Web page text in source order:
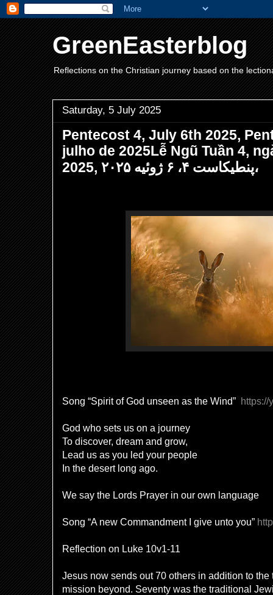
GreenEasterblog
Reflections on the Christian journey based on the
Saturday, 5 July 2025
Pentecost 4, July 6th 2025,
julho de 2025Lễ Ngũ Tuần 4,
2025, پنطیکاست ۴، ۶ ژوئیه ۲۰۲۵،
Song “Spirit of God unseen as the Wind” https://
God who sets us on a journey
To discover, dream and grow,
Lead us as you led your people
In the desert long ago.
We say the Lords Prayer in our own language
Song “A new Commandment I give unto you”
Reflection on Luke 10v1-11
Jesus now sends out 70 others in addition to
mission beyond. Seventy was the traditional